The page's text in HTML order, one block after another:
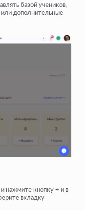
базой учеников,
или дополнительные
нажмите кнопку + и в
вкладку